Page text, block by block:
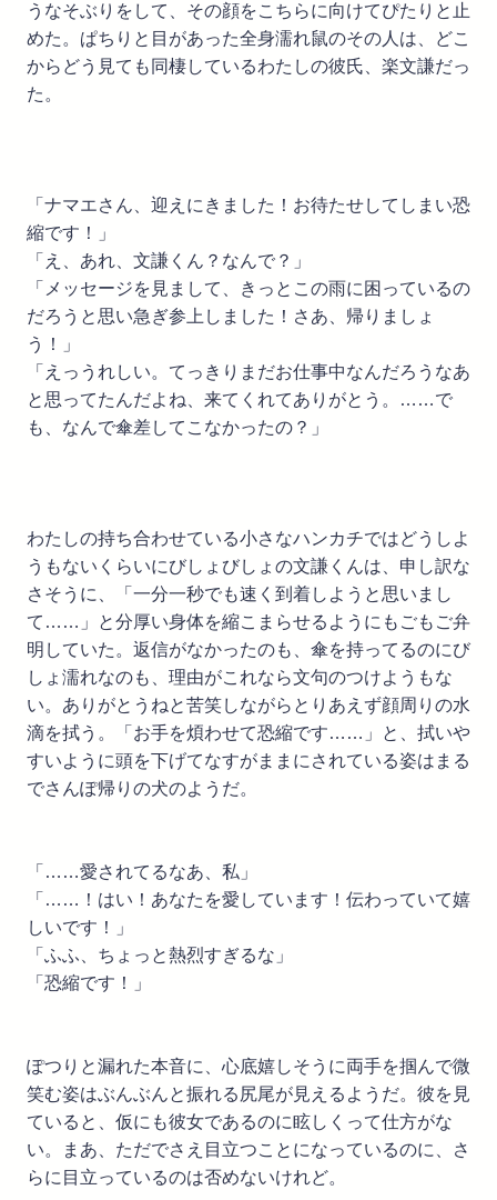
うなそぶりをして、その顔をこちらに向けてぴたりと止
めた。ぱちりと目があった全身濡れ鼠のその人は、どこ
からどう見ても同棲しているわたしの彼氏、楽文謙だっ
た。
「ナマエさん、迎えにきました！お待たせしてしまい恐
縮です！」
「え、あれ、文謙くん？なんで？」
「メッセージを見まして、きっとこの雨に困っているの
だろうと思い急ぎ参上しました！さあ、帰りましょ
う！」
「えっうれしい。てっきりまだお仕事中なんだろうなあ
と思ってたんだよね、来てくれてありがとう。……で
も、なんで傘差してこなかったの？」
わたしの持ち合わせている小さなハンカチではどうしよ
うもないくらいにびしょびしょの文謙くんは、申し訳な
さそうに、「一分一秒でも速く到着しようと思いまし
て……」と分厚い身体を縮こまらせるようにもごもご弁
明していた。返信がなかったのも、傘を持ってるのにび
しょ濡れなのも、理由がこれなら文句のつけようもな
い。ありがとうねと苦笑しながらとりあえず顔周りの水
滴を拭う。「お手を煩わせて恐縮です……」と、拭いや
すいように頭を下げてなすがままにされている姿はまる
でさんぽ帰りの犬のようだ。
「……愛されてるなあ、私」
「……！はい！あなたを愛しています！伝わっていて嬉
しいです！」
「ふふ、ちょっと熱烈すぎるな」
「恐縮です！」
ぽつりと漏れた本音に、心底嬉しそうに両手を掴んで微
笑む姿はぶんぶんと振れる尻尾が見えるようだ。彼を見
ていると、仮にも彼女であるのに眩しくって仕方がな
い。まあ、ただでさえ目立つことになっているのに、さ
らに目立っているのは否めないけれど。